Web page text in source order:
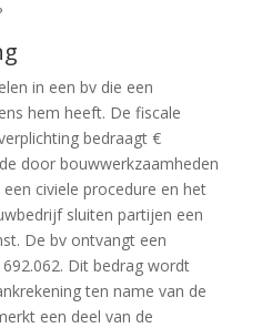
in een bv die een
hem heeft. De fiscale
bedraagt €
door bouwwerkzaamheden
civiele procedure en het
sluiten partijen een
De bv ontvangt een
Dit bedrag wordt
ten name van de
een deel van de